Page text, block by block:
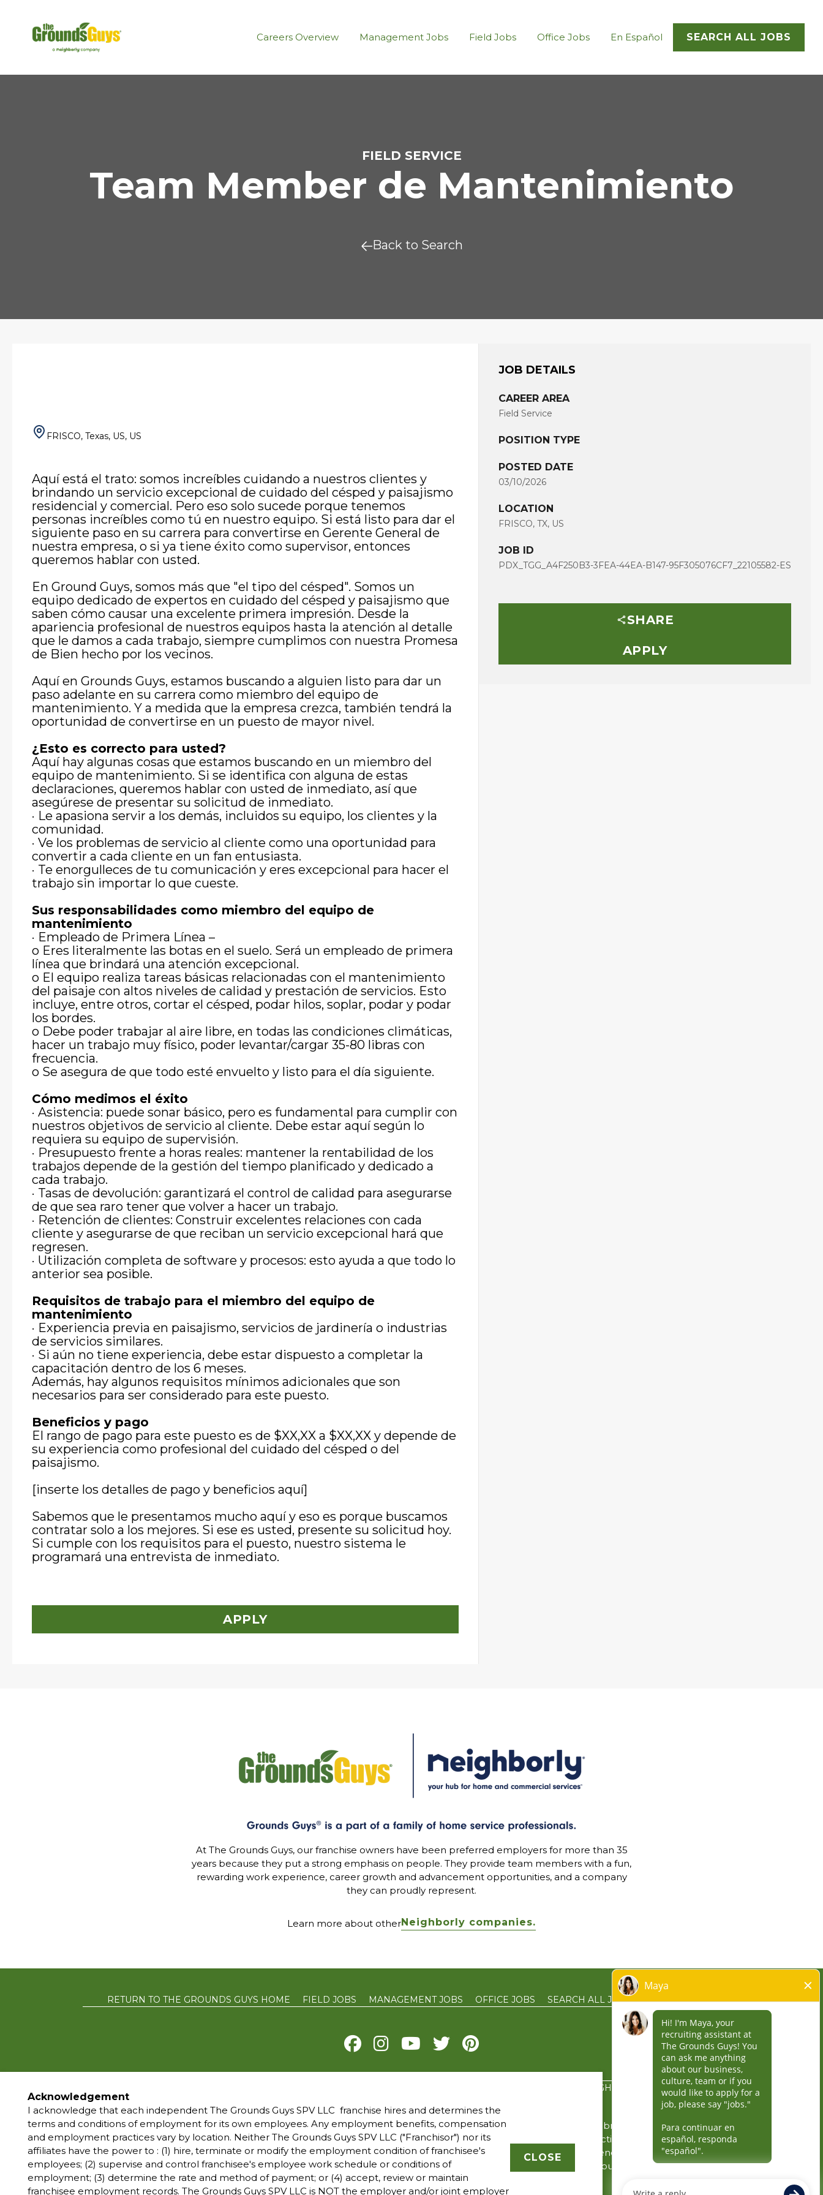
Careers Overview Management Jobs Field Jobs Office Jobs En Español SEARCH ALL JOBS
FIELD SERVICE
Team Member de Mantenimiento
Back to Search
JOB DETAILS
CAREER AREA
Field Service
POSITION TYPE
POSTED DATE
03/10/2026
LOCATION
FRISCO, TX, US
JOB ID
PDX_TGG_A4F250B3-3FEA-44EA-B147-95F305076CF7_22105582-ES
SHARE
APPLY
FRISCO, Texas, US, US
Aquí está el trato: somos increíbles cuidando a nuestros clientes y
brindando un servicio excepcional de cuidado del césped y paisajismo
residencial y comercial. Pero eso solo sucede porque tenemos
personas increíbles como tú en nuestro equipo. Si está listo para dar el
siguiente paso en su carrera para convertirse en Gerente General de
nuestra empresa, o si ya tiene éxito como supervisor, entonces
queremos hablar con usted.
En Ground Guys, somos más que "el tipo del césped". Somos un
equipo dedicado de expertos en cuidado del césped y paisajismo que
saben cómo causar una excelente primera impresión. Desde la
apariencia profesional de nuestros equipos hasta la atención al detalle
que le damos a cada trabajo, siempre cumplimos con nuestra Promesa
de Bien hecho por los vecinos.
Aquí en Grounds Guys, estamos buscando a alguien listo para dar un
paso adelante en su carrera como miembro del equipo de
mantenimiento. Y a medida que la empresa crezca, también tendrá la
oportunidad de convertirse en un puesto de mayor nivel.
¿Esto es correcto para usted?
Aquí hay algunas cosas que estamos buscando en un miembro del
equipo de mantenimiento. Si se identifica con alguna de estas
declaraciones, queremos hablar con usted de inmediato, así que
asegúrese de presentar su solicitud de inmediato.
· Le apasiona servir a los demás, incluidos su equipo, los clientes y la
comunidad.
· Ve los problemas de servicio al cliente como una oportunidad para
convertir a cada cliente en un fan entusiasta.
· Te enorgulleces de tu comunicación y eres excepcional para hacer el
trabajo sin importar lo que cueste.
Sus responsabilidades como miembro del equipo de
mantenimiento
· Empleado de Primera Línea –
o Eres literalmente las botas en el suelo. Será un empleado de primera
línea que brindará una atención excepcional.
o El equipo realiza tareas básicas relacionadas con el mantenimiento
del paisaje con altos niveles de calidad y prestación de servicios. Esto
incluye, entre otros, cortar el césped, podar hilos, soplar, podar y podar
los bordes.
o Debe poder trabajar al aire libre, en todas las condiciones climáticas,
hacer un trabajo muy físico, poder levantar/cargar 35-80 libras con
frecuencia.
o Se asegura de que todo esté envuelto y listo para el día siguiente.
Cómo medimos el éxito
· Asistencia: puede sonar básico, pero es fundamental para cumplir con
nuestros objetivos de servicio al cliente. Debe estar aquí según lo
requiera su equipo de supervisión.
· Presupuesto frente a horas reales: mantener la rentabilidad de los
trabajos depende de la gestión del tiempo planificado y dedicado a
cada trabajo.
· Tasas de devolución: garantizará el control de calidad para asegurarse
de que sea raro tener que volver a hacer un trabajo.
· Retención de clientes: Construir excelentes relaciones con cada
cliente y asegurarse de que reciban un servicio excepcional hará que
regresen.
· Utilización completa de software y procesos: esto ayuda a que todo lo
anterior sea posible.
Requisitos de trabajo para el miembro del equipo de
mantenimiento
· Experiencia previa en paisajismo, servicios de jardinería o industrias
de servicios similares.
· Si aún no tiene experiencia, debe estar dispuesto a completar la
capacitación dentro de los 6 meses.
Además, hay algunos requisitos mínimos adicionales que son
necesarios para ser considerado para este puesto.
Beneficios y pago
El rango de pago para este puesto es de $XX,XX a $XX,XX y depende de
su experiencia como profesional del cuidado del césped o del
paisajismo.
[inserte los detalles de pago y beneficios aquí]
Sabemos que le presentamos mucho aquí y eso es porque buscamos
contratar solo a los mejores. Si ese es usted, presente su solicitud hoy.
Si cumple con los requisitos para el puesto, nuestro sistema le
programará una entrevista de inmediato.
APPLY
At The Grounds Guys, our franchise owners have been preferred employers for more than 35
years because they put a strong emphasis on people. They provide team members with a fun,
rewarding work experience, career growth and advancement opportunities, and a company
they can proudly represent.
Learn more about otherNeighborly companies.
RETURN TO THE GROUNDS GUYS HOME FIELD JOBS MANAGEMENT JOBS OFFICE JOBS SEARCH ALL JOBS EN ESPAÑOL
YOUR PRIVACY RIGHTS
*All independently owned and operated franchised businesses operate under the service brands’
marks, trademarks, trade names, logos, emblems, slogans, or other indicia of origin in connection with
The Grounds Guys® franchise system within a specified geographical area. Only the independently
owned and operated franchised business shall have any interaction with or authority for its business
and make all employment related decisions related to its franchised business.
Acknowledgement
I acknowledge that each independent The Grounds Guys SPV LLC franchise hires and determines the
terms and conditions of employment for its own employees. Any employment benefits, compensation
and employment practices vary by location. Neither The Grounds Guys SPV LLC ("Franchisor") nor its
affiliates have the power to : (1) hire, terminate or modify the employment condition of franchisee's
employees; (2) supervise and control franchisee's employee work schedule or conditions of
employment; (3) determine the rate and method of payment; or (4) accept, review or maintain
franchisee employment records. The Grounds Guys SPV LLC is NOT the employer and/or joint employer
CLOSE